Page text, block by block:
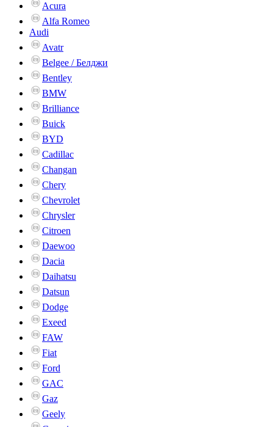
Acura
Alfa Romeo
Audi
Avatr
Belgee / Белджи
Bentley
BMW
Brilliance
Buick
BYD
Cadillac
Changan
Chery
Chevrolet
Chrysler
Citroen
Daewoo
Dacia
Daihatsu
Datsun
Dodge
Exeed
FAW
Fiat
Ford
GAC
Gaz
Geely